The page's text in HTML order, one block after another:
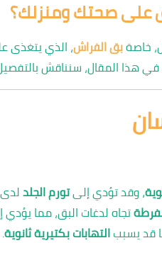
على صحتك ومنزلك؟
خاصةبق الفراش، الذي يتغذى
هذا المقال، سنناقش
، وقد تؤدي إلىتورم الجلدلدى
تجاه لدغات البق، مما يؤدي
قد يسببالتهابات بكتيرية ثانوية.